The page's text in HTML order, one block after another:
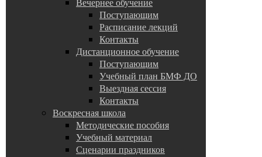
Поступающим
Расписание лекций
Контакты
Дистанционное обучение
Поступающим
Учебный план БМФ ДО
Выездная сессия
Контакты
Воскресная школа
Методические пособия
Учебный материал
Сценарии праздников